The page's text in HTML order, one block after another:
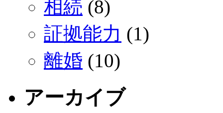
相続 (8)
証拠能力 (1)
離婚 (10)
アーカイブ